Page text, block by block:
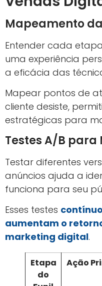
Essa técnica de
comportamento dos
horas navegando e
poucos cliques.
Influenciadores
Estratégicas